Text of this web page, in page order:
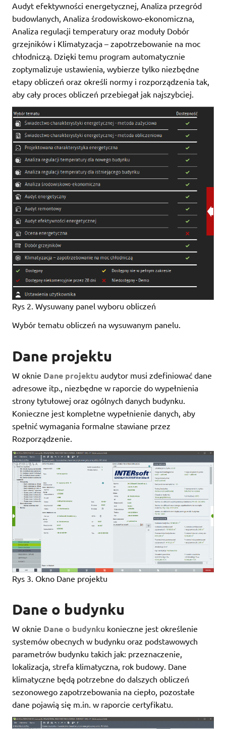
Audyt efektywności energetycznej, Analiza przegród
budowlanych, Analiza środowiskowo-ekonomiczna,
Analiza regulacji temperatury oraz moduły Dobór
grzejników i Klimatyzacja – zapotrzebowanie na moc
chłodniczą. Dzięki temu program automatycznie
zoptymalizuje ustawienia, wybierze tylko niezbędne
etapy obliczeń oraz określi normy i rozporządzenia tak,
aby cały proces obliczeń przebiegał jak najszybciej.
Rys 2. Wysuwany panel wyboru obliczeń
Wybór tematu obliczeń na wysuwanym panelu.
Dane projektu
W oknie Dane projektu audytor musi zdefiniować dane
adresowe itp., niezbędne w raporcie do wypełnienia
strony tytułowej oraz ogólnych danych budynku.
Konieczne jest kompletne wypełnienie danych, aby
spełnić wymagania formalne stawiane przez
Rozporządzenie.
Rys 3. Okno Dane projektu
Dane o budynku
W oknie Dane o budynku konieczne jest określenie
systemów obecnych w budynku oraz podstawowych
parametrów budynku takich jak: przeznaczenie,
lokalizacja, strefa klimatyczna, rok budowy. Dane
klimatyczne będą potrzebne do dalszych obliczeń
sezonowego zapotrzebowania na ciepło, pozostałe
dane pojawią się m.in. w raporcie certyfikatu.